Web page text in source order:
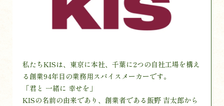
私たちKISは、東京に本社、千葉に2つの自社工場を構え
る創業94年目の業務用スパイスメーカーです。
「君と 一緒に 幸せを」
KISの名前の由来であり、創業者である飯野 吉太郎から